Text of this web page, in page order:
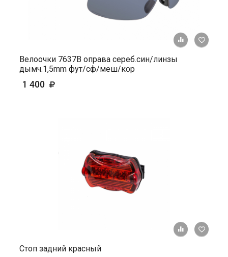
+ К
Велоочки 7637В оправа сереб.син/линзы
дымч.1,5mm фут/сф/меш/кор
1 400
+ К
Стоп задний красный